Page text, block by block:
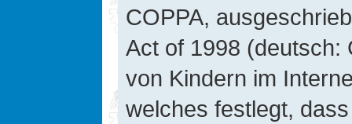
COPPA,
Act of 1998 (deutsch:
von Kindern im
welches festlegt,